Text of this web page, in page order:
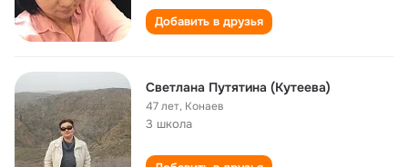
Добавить в друзья
Светлана Путятина (Кутеева)
47 лет, Конаев
3 школа